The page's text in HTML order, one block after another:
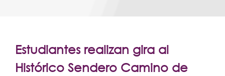
Postgrados
Extensión
Estudiantes realizan gira al
Histórico Sendero Camino de